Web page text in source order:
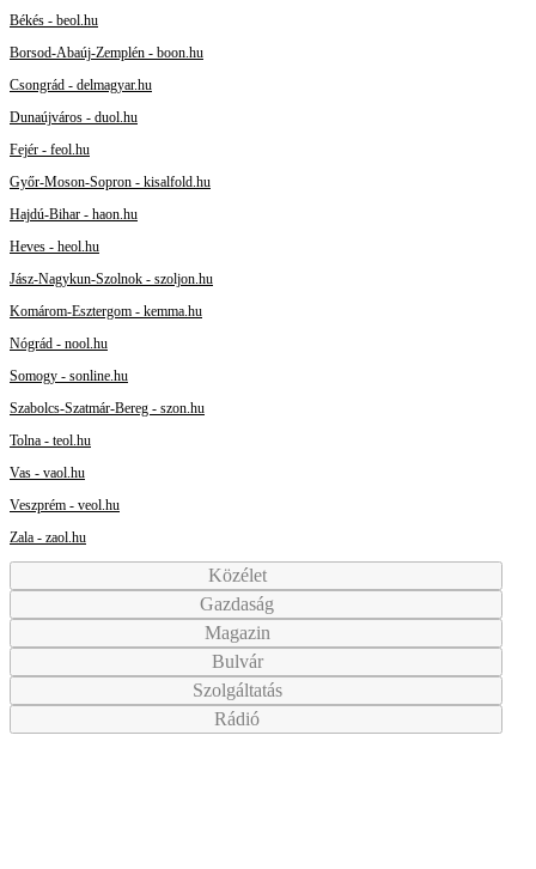
Békés - beol.hu
Borsod-Abaúj-Zemplén - boon.hu
Csongrád - delmagyar.hu
Dunaújváros - duol.hu
Fejér - feol.hu
Győr-Moson-Sopron - kisalfold.hu
Hajdú-Bihar - haon.hu
Heves - heol.hu
Jász-Nagykun-Szolnok - szoljon.hu
Komárom-Esztergom - kemma.hu
Nógrád - nool.hu
Somogy - sonline.hu
Szabolcs-Szatmár-Bereg - szon.hu
Tolna - teol.hu
Vas - vaol.hu
Veszprém - veol.hu
Zala - zaol.hu
Közélet
Gazdaság
Magazin
Bulvár
Szolgáltatás
Rádió